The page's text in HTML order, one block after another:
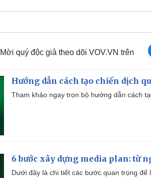
Mời quý độc giả theo dõi VOV.VN trên
Hướng dẫn cách tạo chiến dịch
Tham khảo ngay trọn bộ hướng dẫn cách
6 bước xây dựng media plan: từ
Dưới đây là chi tiết các bước quan trọng để